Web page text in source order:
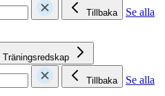
Tillbaka
Se alla
Träningsredskap
Tillbaka
Se alla